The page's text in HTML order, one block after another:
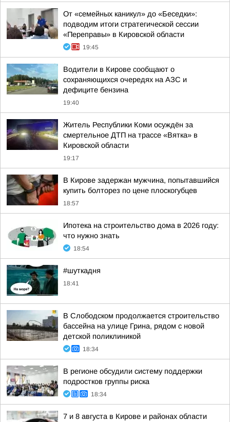
От «семейных каникул» до «Беседки»:
подводим итоги стратегической сессии
«Переправы» в Кировской области
19:45
Водители в Кирове сообщают о
сохраняющихся очередях на АЗС и
дефиците бензина
19:40
Житель Республики Коми осуждён за
смертельное ДТП на трассе «Вятка» в
Кировской области
19:17
В Кирове задержан мужчина, попытавшийся
купить болторез по цене плоскогубцев
18:57
Ипотека на строительство дома в 2026 году:
что нужно знать
18:54
#шуткадня
18:41
В Слободском продолжается строительство
бассейна на улице Грина, рядом с новой
детской поликлиникой
18:34
В регионе обсудили систему поддержки
подростков группы риска
18:34
7 и 8 августа в Кирове и районах области